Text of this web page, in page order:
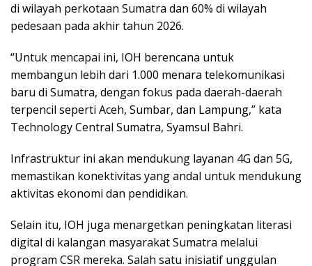
di wilayah perkotaan Sumatra dan 60% di wilayah
pedesaan pada akhir tahun 2026.
“Untuk mencapai ini, IOH berencana untuk
membangun lebih dari 1.000 menara telekomunikasi
baru di Sumatra, dengan fokus pada daerah-daerah
terpencil seperti Aceh, Sumbar, dan Lampung,” kata
Technology Central Sumatra, Syamsul Bahri.
Infrastruktur ini akan mendukung layanan 4G dan 5G,
memastikan konektivitas yang andal untuk mendukung
aktivitas ekonomi dan pendidikan.
Selain itu, IOH juga menargetkan peningkatan literasi
digital di kalangan masyarakat Sumatra melalui
program CSR mereka. Salah satu inisiatif unggulan